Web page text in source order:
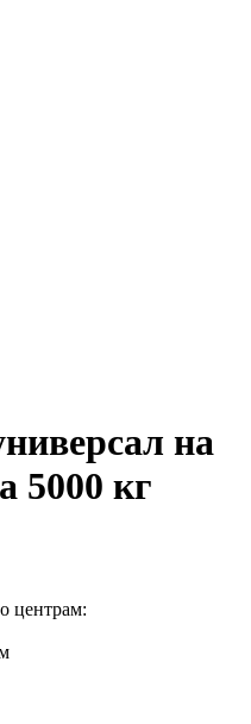
на
5000 кг
центрам: